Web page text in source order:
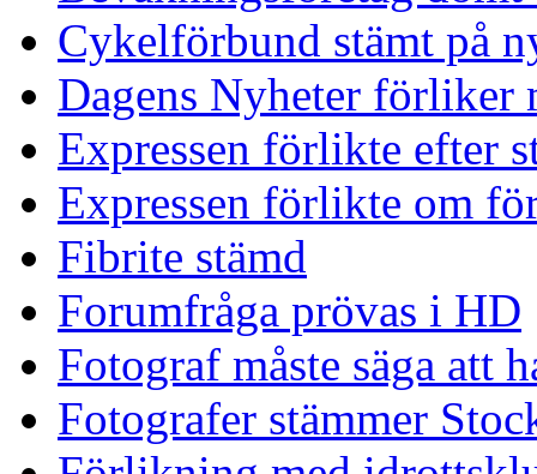
Cykelförbund stämt på
Dagens Nyheter förliker
Expressen förlikte efter
Expressen förlikte om
Fibrite stämd
Forumfråga prövas i HD
Fotograf måste säga att
Fotografer stämmer